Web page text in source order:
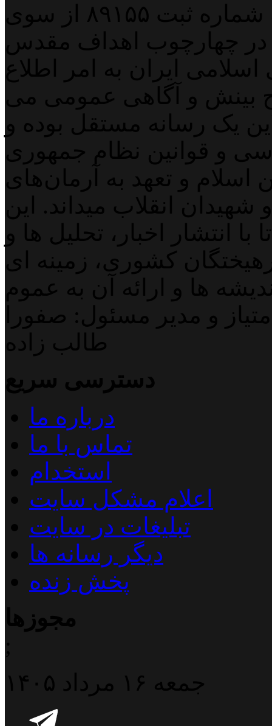
پایگاه خبری خبربین آنلاین به شماره ثبت ۸۹۱۵۵ از سوی
در چهارچوب اهداف مقدس
ایران به امر اطلاع
بینش و آگاهی عمومی می
یک رسانه مستقل بوده و
و قوانین نظام جمهوری
و تعهد به آرمان‌های
انقلاب میداند. این
انتشار اخبار، تحلیل ها و
کشوری، زمینه ای
ها و ارائه آن به عموم
و مدیر مسئول: صفورا
طالب زاده
دسترسی سریع
درباره ما
تماس با ما
استخدام
اعلام مشکل سایت
تبلیغات در سایت
دیگر رسانه ها
پخش زنده
مجوزها
;
جمعه ۱۶ مرداد ۱۴۰۵